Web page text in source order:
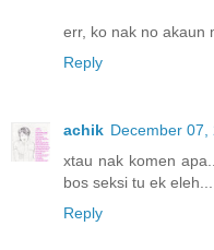
err, ko nak no akaun
Reply
achik December 07,
xtau nak komen
bos seksi tu ek eleh...
Reply